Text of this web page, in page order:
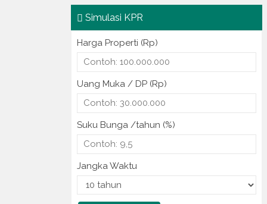
Simulasi KPR
Harga Properti (Rp)
Uang Muka / DP (Rp)
Suku Bunga /tahun (%)
Jangka Waktu